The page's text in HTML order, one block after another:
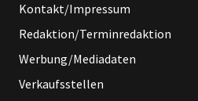
Kontakt/Impressum
Redaktion/Terminredaktion
Werbung/Mediadaten
Verkaufsstellen